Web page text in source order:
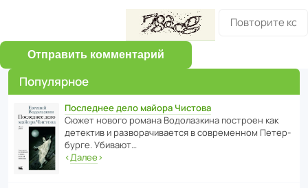
Отправить комментарий
Популярное
Последнее дело майора Чистова
Сюжет нового романа Водо­ла­з­кина пост­роен как
дете­ктив и разво­ра­чи­ва­ется в совре­менном Пете­р­
бурге. Убивают…
‹Далее›